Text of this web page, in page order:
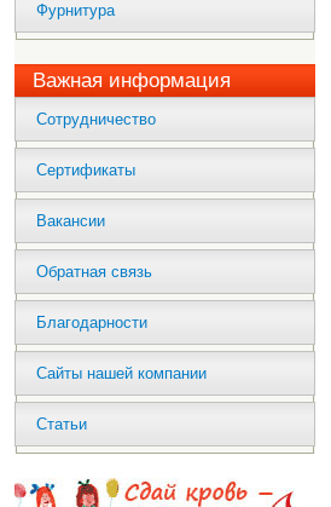
Фурнитура
Важная информация
Сотрудничество
Сертификаты
Вакансии
Обратная связь
Благодарности
Сайты нашей компании
Статьи